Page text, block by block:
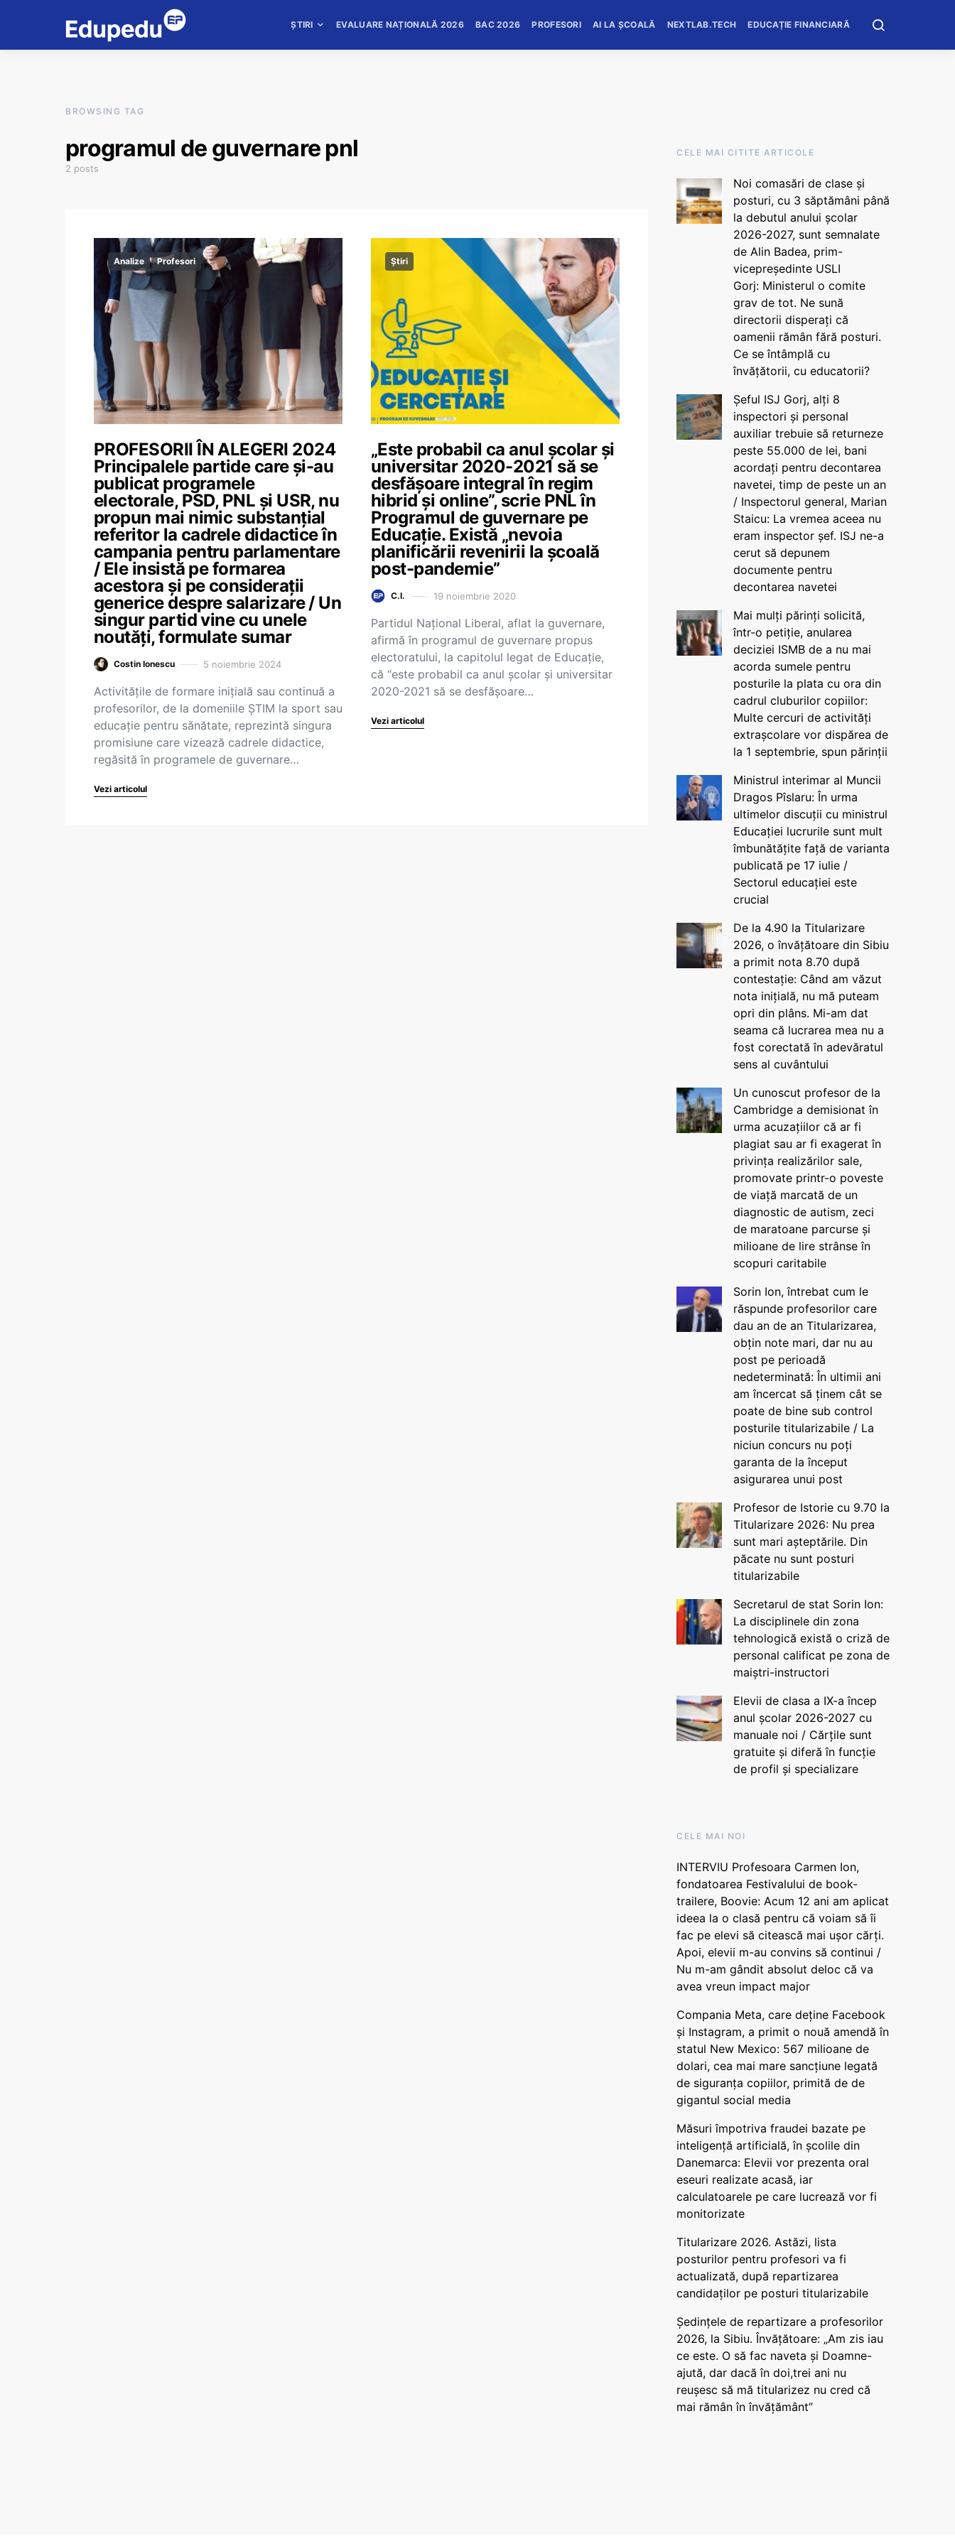
ȘTIRI EVALUARE NAȚIONALĂ 2026 BAC 2026 PROFESORI AI LA ȘCOALĂ NEXTLAB.TECH EDUCAȚIE FINANCIARĂ
BROWSING TAG
programul de guvernare pnl
2 posts
Analize Profesori
PROFESORII ÎN ALEGERI 2024
Principalele partide care și-au
publicat programele
electorale, PSD, PNL și USR, nu
propun mai nimic substanțial
referitor la cadrele didactice în
campania pentru parlamentare
/ Ele insistă pe formarea
acestora și pe considerații
generice despre salarizare / Un
singur partid vine cu unele
noutăți, formulate sumar
Costin Ionescu 5 noiembrie 2024
Activitățile de formare inițială sau continuă a
profesorilor, de la domeniile ȘTIM la sport sau
educație pentru sănătate, reprezintă singura
promisiune care vizează cadrele didactice,
regăsită în programele de guvernare…
Vezi articolul
Știri
„Este probabil ca anul școlar și
universitar 2020-2021 să se
desfășoare integral în regim
hibrid și online”, scrie PNL în
Programul de guvernare pe
Educație. Există „nevoia
planificării revenirii la școală
post-pandemie”
C.I. 19 noiembrie 2020
Partidul Național Liberal, aflat la guvernare,
afirmă în programul de guvernare propus
electoratului, la capitolul legat de Educație,
că “este probabil ca anul școlar și universitar
2020-2021 să se desfășoare…
Vezi articolul
CELE MAI CITITE ARTICOLE
Noi comasări de clase și
posturi, cu 3 săptămâni până
la debutul anului școlar
2026-2027, sunt semnalate
de Alin Badea, prim-
vicepreședinte USLI
Gorj: Ministerul o comite
grav de tot. Ne sună
directorii disperați că
oamenii rămân fără posturi.
Ce se întâmplă cu
învățătorii, cu educatorii?
Șeful ISJ Gorj, alți 8
inspectori și personal
auxiliar trebuie să returneze
peste 55.000 de lei, bani
acordați pentru decontarea
navetei, timp de peste un an
/ Inspectorul general, Marian
Staicu: La vremea aceea nu
eram inspector șef. ISJ ne-a
cerut să depunem
documente pentru
decontarea navetei
Mai mulți părinți solicită,
într-o petiție, anularea
deciziei ISMB de a nu mai
acorda sumele pentru
posturile la plata cu ora din
cadrul cluburilor copiilor:
Multe cercuri de activități
extrașcolare vor dispărea de
la 1 septembrie, spun părinții
Ministrul interimar al Muncii
Dragos Pîslaru: În urma
ultimelor discuții cu ministrul
Educației lucrurile sunt mult
îmbunătățite față de varianta
publicată pe 17 iulie /
Sectorul educației este
crucial
De la 4.90 la Titularizare
2026, o învățătoare din Sibiu
a primit nota 8.70 după
contestație: Când am văzut
nota inițială, nu mă puteam
opri din plâns. Mi-am dat
seama că lucrarea mea nu a
fost corectată în adevăratul
sens al cuvântului
Un cunoscut profesor de la
Cambridge a demisionat în
urma acuzațiilor că ar fi
plagiat sau ar fi exagerat în
privința realizărilor sale,
promovate printr-o poveste
de viață marcată de un
diagnostic de autism, zeci
de maratoane parcurse și
milioane de lire strânse în
scopuri caritabile
Sorin Ion, întrebat cum le
răspunde profesorilor care
dau an de an Titularizarea,
obțin note mari, dar nu au
post pe perioadă
nedeterminată: În ultimii ani
am încercat să ținem cât se
poate de bine sub control
posturile titularizabile / La
niciun concurs nu poți
garanta de la început
asigurarea unui post
Profesor de Istorie cu 9.70 la
Titularizare 2026: Nu prea
sunt mari așteptările. Din
păcate nu sunt posturi
titularizabile
Secretarul de stat Sorin Ion:
La disciplinele din zona
tehnologică există o criză de
personal calificat pe zona de
maiștri-instructori
Elevii de clasa a IX-a încep
anul școlar 2026-2027 cu
manuale noi / Cărțile sunt
gratuite și diferă în funcție
de profil și specializare
CELE MAI NOI
INTERVIU Profesoara Carmen Ion,
fondatoarea Festivalului de book-
trailere, Boovie: Acum 12 ani am aplicat
ideea la o clasă pentru că voiam să îi
fac pe elevi să citească mai ușor cărți.
Apoi, elevii m-au convins să continui /
Nu m-am gândit absolut deloc că va
avea vreun impact major
Compania Meta, care deține Facebook
și Instagram, a primit o nouă amendă în
statul New Mexico: 567 milioane de
dolari, cea mai mare sancțiune legată
de siguranța copiilor, primită de de
gigantul social media
Măsuri împotriva fraudei bazate pe
inteligență artificială, în școlile din
Danemarca: Elevii vor prezenta oral
eseuri realizate acasă, iar
calculatoarele pe care lucrează vor fi
monitorizate
Titularizare 2026. Astăzi, lista
posturilor pentru profesori va fi
actualizată, după repartizarea
candidaților pe posturi titularizabile
Ședințele de repartizare a profesorilor
2026, la Sibiu. Învățătoare: „Am zis iau
ce este. O să fac naveta și Doamne-
ajută, dar dacă în doi,trei ani nu
reușesc să mă titularizez nu cred că
mai rămân în învățământ”